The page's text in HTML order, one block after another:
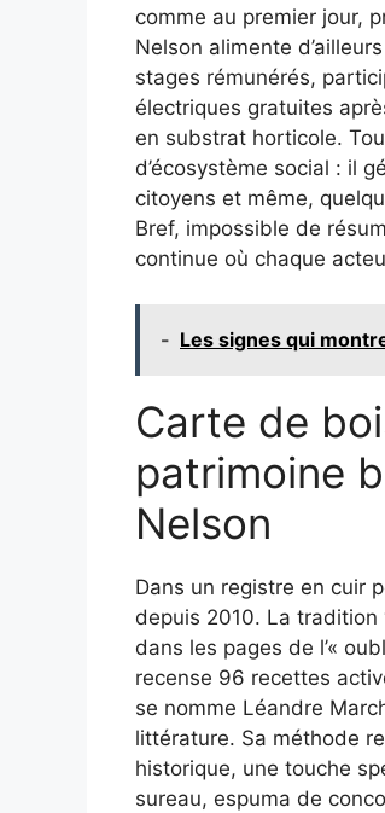
comme au premier jour,
Nelson alimente
stages rémunérés,
électriques gratuites
en substrat horticole.
d’écosystème social : il
citoyens et même,
Bref, impossible de
continue où chaque
- Les signes qui
Carte de
patrimoine
Nelson
Dans un registre en cuir
depuis 2010. La tradition
dans les pages de l’«
recense 96 recettes
se nomme Léandre
littérature. Sa méthode
historique, une touche
sureau, espuma de